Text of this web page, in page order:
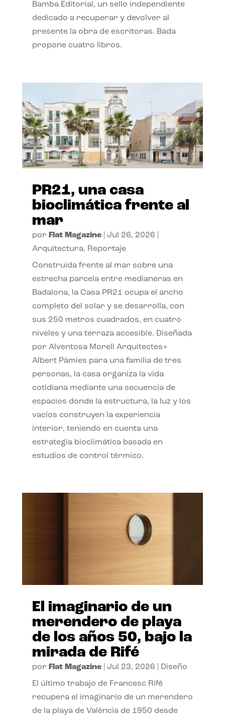
Bamba Editorial, un sello independiente
dedicado a recuperar y devolver al
presente la obra de escritoras. Bada
propone cuatro libros.
PR21, una casa
bioclimática frente al
mar
por Flat Magazine| Jul 26, 2026
Arquitectura, Reportaje
Construida frente al mar sobre una
estrecha parcela entre medianeras en
Badalona, la Casa PR21 ocupa el ancho
completo del solar y se desarrolla, con
sus 250 metros cuadrados, en cuatro
niveles y una terraza accesible. Diseñada
por Alventosa Morell Arquitectes+
Albert Pàmies para una familia de tres
personas, la casa organiza la vida
cotidiana mediante una secuencia de
espacios donde la estructura, la luz y los
vacíos construyen la experiencia
interior, teniendo en cuenta una
estrategia bioclimática basada en
estudios de control térmico.
El imaginario de un
merendero de playa
de los años 50, bajo la
mirada de Rifé
por Flat Magazine| Jul 23, 2026 Diseño
El último trabajo de Francesc Rifé
recupera el imaginario de un merendero
de la playa de València de 1950 desde